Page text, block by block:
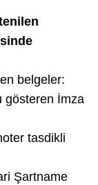
belgeler:
gösteren İmza
tasdikli
Şartname